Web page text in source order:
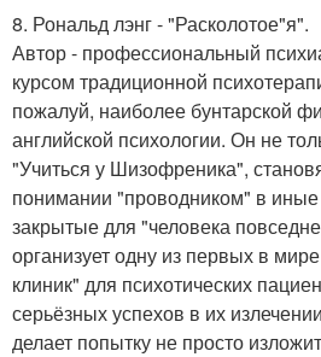
8. Рональд лэнг - "Расколотое"я".
Автор - профессиональный
курсом традиционной
пожалуй, наиболее бунтарской
английской психологии. Он не
"Учиться у Шизофреника",
понимании "проводником" в иные
закрытые для "человека
организует одну из первых в
клиник" для психотических
серьёзных успехов в их
делает попытку не просто